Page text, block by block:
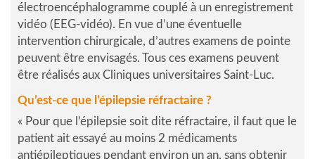
électroencéphalogramme couplé à un enregistrement
vidéo (EEG-vidéo). En vue d’une éventuelle
intervention chirurgicale, d’autres examens de pointe
peuvent être envisagés. Tous ces examens peuvent
être réalisés aux Cliniques universitaires Saint-Luc.
Qu’est-ce que l’épilepsie réfractaire ?
« Pour que l’épilepsie soit dite réfractaire, il faut que le
patient ait essayé au moins 2 médicaments
antiépileptiques pendant environ un an, sans obtenir